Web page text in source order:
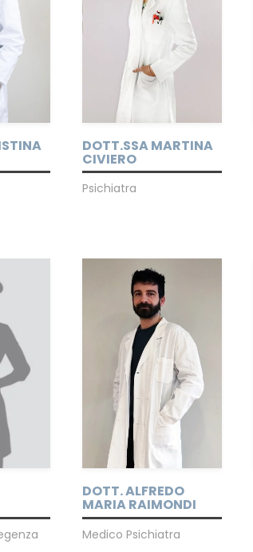
DOTT.SSA MARTINA
CIVIERO
Psichiatra
DOTT. ALFREDO
MARIA RAIMONDI
Medico Psichiatra